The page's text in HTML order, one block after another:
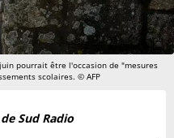
pourrait être l'occasion de "mesures
scolaires. © AFP
Sud Radio